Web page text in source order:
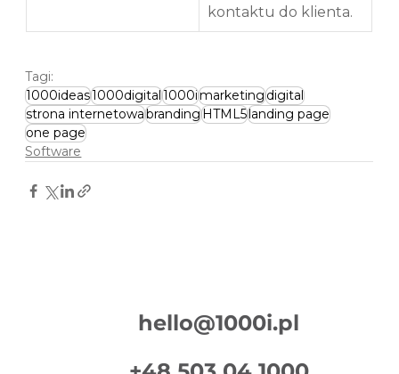
kontaktu do klienta.
Tagi:
1000ideas1000digital1000imarketingdigital
strona internetowabrandingHTML5landing page
one page
Software
hello@1000i.pl